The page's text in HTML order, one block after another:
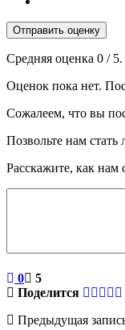
Отправить оценку
Средняя оценка 0 / 5.
Оценок пока нет.
Сожалеем, что вы
Позвольте нам стать
Расскажите, как нам
0
5
Поделится
Предыдущая